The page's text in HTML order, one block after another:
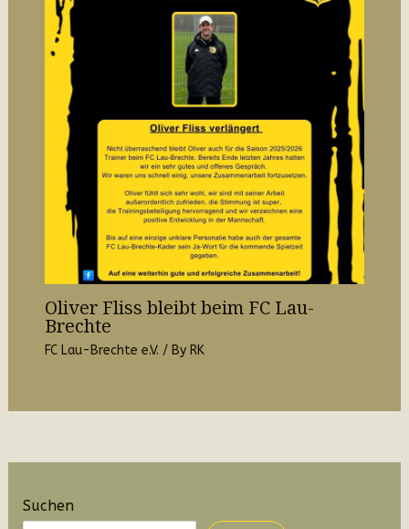
Suchen
Oliver Fliss bleibt beim FC Lau-
Brechte
FC Lau-Brechte e.V. / By RK